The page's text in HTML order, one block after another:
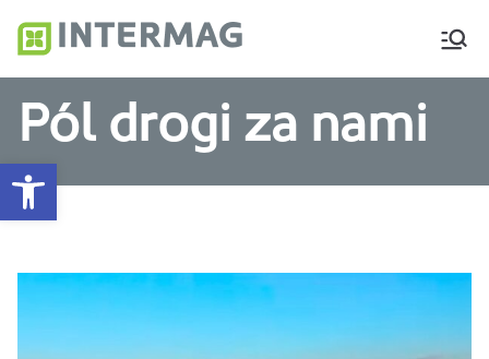
Otwórz pasek narzędzi
dolistnych i biostymulatorów
Pól drogi za nami